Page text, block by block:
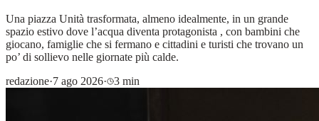
Una piazza Unità trasformata, almeno idealmente, in un grande
spazio estivo dove l’acqua diventa protagonista , con bambini che
giocano, famiglie che si fermano e cittadini e turisti che trovano un
po’ di sollievo nelle giornate più calde.
redazione·7 ago 2026· 3 min